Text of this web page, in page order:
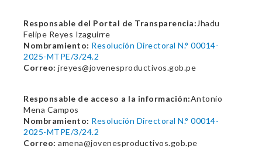
Responsable del Portal de Transparencia: Jhadu
Felipe Reyes Izaguirre
Nombramiento: Resolución Directoral N.° 00014-
2025-MTPE/3/24.2
Correo: jreyes@jovenesproductivos.gob.pe
Responsable de acceso a la información:Antonio
Mena Campos
Nombramiento: Resolución Directoral N.° 00014-
2025-MTPE/3/24.2
Correo: amena@jovenesproductivos.gob.pe